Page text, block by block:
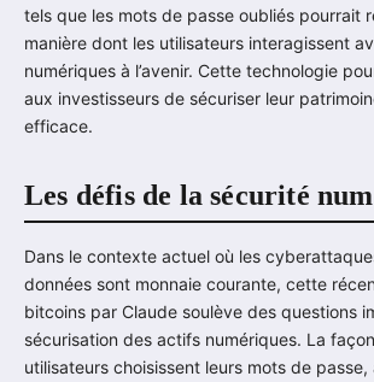
tels que les mots de passe oubliés pourrait
manière dont les utilisateurs interagissent
numériques à l’avenir. Cette technologie
aux investisseurs de sécuriser leur
efficace.
Les défis de la sécurité
Dans le contexte actuel où les
données sont monnaie courante, cette
bitcoins par Claude soulève des questions
sécurisation des actifs numériques. La
utilisateurs choisissent leurs mots de passe,